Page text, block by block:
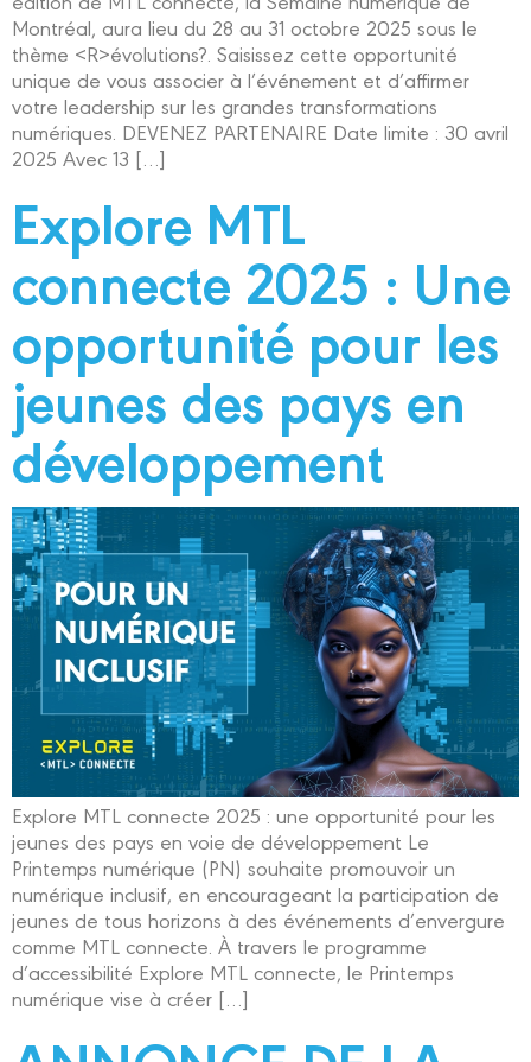
Montréal, aura lieu du 28 au 31 octobre 2025 sous le
thème <R>évolutions?. Saisissez cette opportunité
unique de vous associer à l’événement et d’affirmer
votre leadership sur les grandes transformations
numériques. DEVENEZ PARTENAIRE Date limite : 30 avril
2025 Avec 13 […]
Explore MTL
connecte 2025 : Une
opportunité pour les
jeunes des pays en
développement
Explore MTL connecte 2025 : une opportunité pour les
jeunes des pays en voie de développement Le
Printemps numérique (PN) souhaite promouvoir un
numérique inclusif, en encourageant la participation de
jeunes de tous horizons à des événements d’envergure
comme MTL connecte. À travers le programme
d’accessibilité Explore MTL connecte, le Printemps
numérique vise à créer […]